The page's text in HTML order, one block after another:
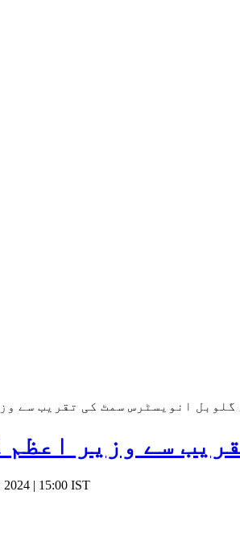
انویسٹرس سمٹ کی تقریب سے
سے وزیر اعظم
| 15:00 IST